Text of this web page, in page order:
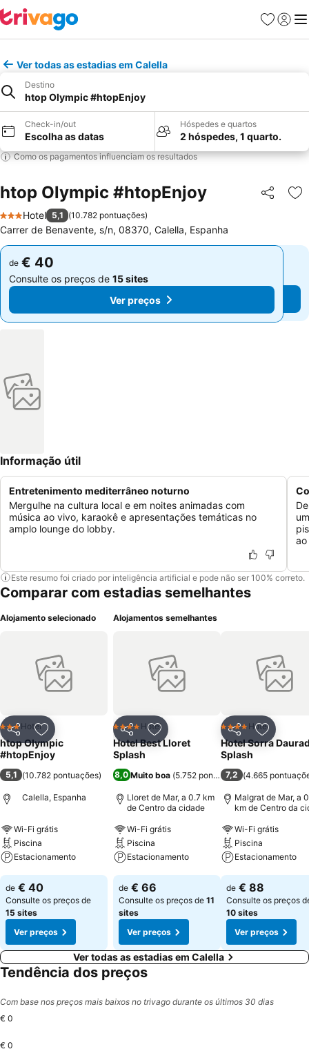
Favoritos
Iniciar
Ver todas as estadias em Calella
Destino
htop Olympic #htopEnjoy
Check-in/out
Escolha as datas
Hóspedes e quartos
2 hóspedes, 1 quarto.
Como os pagamentos influenciam os resultados
htop Olympic #htopEnjoy Partilhar
3 Estrelas
Hotel 5,1 (10.782 pontuações)
Carrer de Benavente, s/n, 08370, Calella, Espanha
de € 40
Consulte os preços de 15 sites
Ver preços
de € 40
Consulte os preços de 15 sites
Ver preços
Informação útil
Entretenimento mediterrâneo noturno
Mergulhe na cultura local e em noites animadas com
música ao vivo, karaokê e apresentações temáticas no
amplo lounge do lobby.
ao
Este resumo foi criado por inteligência artificial e pode não ser 100% correto.
Comparar com estadias semelhantes
Alojamento selecionado
PartilharAdicionar aos favoritos
3 Estrelas
Hotel
htop Olympic
#htopEnjoy
5,1 (10.782 pontuações)
Calella, Espanha
Wi-Fi grátis
Piscina
Estacionamento
Ver preços
de € 40
Consulte os preços de
15 sites
Ver preços
Alojamentos semelhantes
PartilharAdicionar aos favoritos
4 EstrelasHotel
Hotel Best Lloret
Splash
8,0 Muito boa (5.752 pontuações)
Lloret de Mar, a 0.7 km
de Centro da cidade
Wi-Fi grátis
Piscina
Estacionamento
Ver preços
de € 66
Consulte os preços de 11
sites
Ver preços
Partilhar
4 EstrelasHotel
Hotel Sorra
Splash
7,2 (4.665
Malgrat de Mar, a
km de Centro da
Wi-Fi grátis
Piscina
Estacionamento
Ver preços
de € 88
Consulte os preços
10 sites
Ver preços
Ver todas as estadias em Calella
Tendência dos preços
Com base nos preços mais baixos no trivago durante os últimos 30 dias
€ 0
€ 0